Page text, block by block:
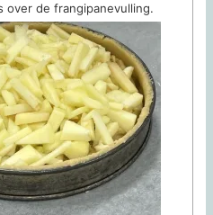
over de frangipanevulling.